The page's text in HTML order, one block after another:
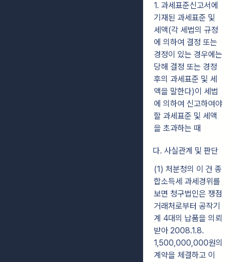
1. 과세표준신고서에
기재된 과세표준 및
세액(각 세법의 규정
에 의하여 결정 또는
경정이 있는 경우에는
당해 결정 또는 경정
후의 과세표준 및 세
액을 말한다)이 세법
에 의하여 신고하여야
할 과세표준 및 세액
을 초과하는 때
다. 사실관계 및 판단
(1) 처분청의 이 건 종
합소득세 과세경위를
보면 청구법인은 쟁점
거래처로부터 공작기
계 4대의 납품을 의뢰
받아 2008.1.8.
1,500,000,000원의
계약을 체결하고 이